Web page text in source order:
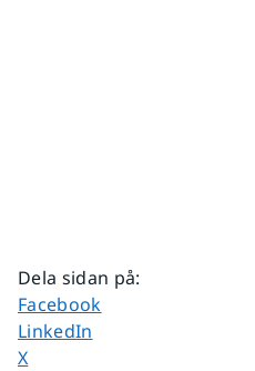
Dela sidan på:
Dela sidan på
Facebook
Dela sidan på
LinkedIn
Dela sidan på
X